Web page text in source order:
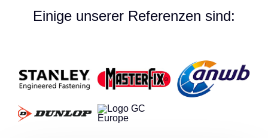
Einige unserer Referenzen sind: